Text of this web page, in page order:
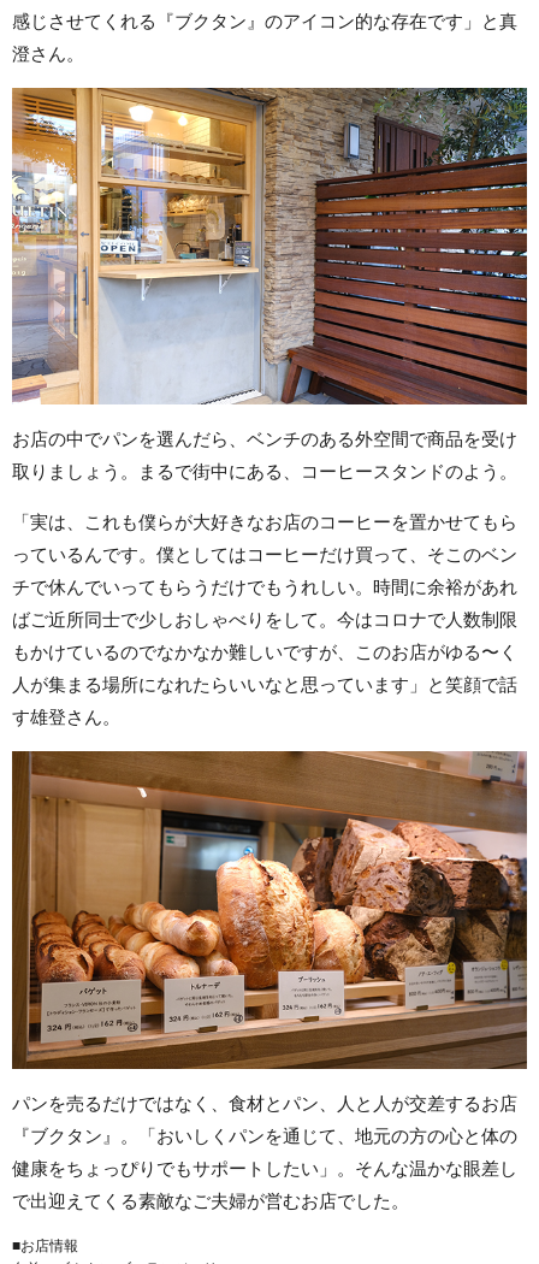
感じさせてくれる『ブクタン』のアイコン的な存在です」と真
澄さん。
お店の中でパンを選んだら、ベンチのある外空間で商品を受け
取りましょう。まるで街中にある、コーヒースタンドのよう。
「実は、これも僕らが大好きなお店のコーヒーを置かせてもら
っているんです。僕としてはコーヒーだけ買って、そこのベン
チで休んでいってもらうだけでもうれしい。時間に余裕があれ
ばご近所同士で少しおしゃべりをして。今はコロナで人数制限
もかけているのでなかなか難しいですが、このお店がゆる〜く
人が集まる場所になれたらいいなと思っています」と笑顔で話
す雄登さん。
パンを売るだけではなく、食材とパン、人と人が交差するお店
『ブクタン』。「おいしくパンを通じて、地元の方の心と体の
健康をちょっぴりでもサポートしたい」。そんな温かな眼差し
で出迎えてくる素敵なご夫婦が営むお店でした。
■お店情報